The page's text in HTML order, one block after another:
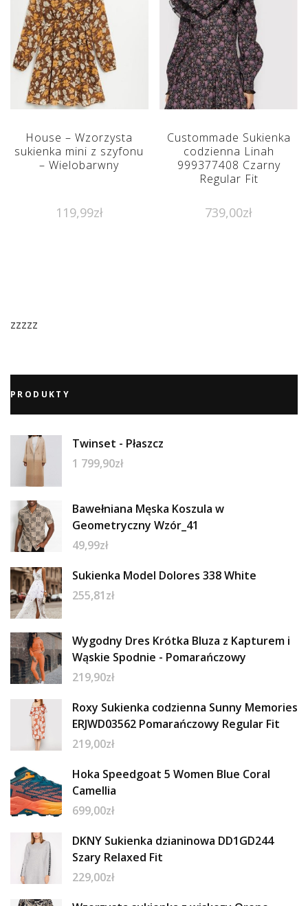
House – Wzorzysta
sukienka mini z szyfonu
– Wielobarwny
119,99zł
Custommade Sukienka
codzienna Linah
999377408 Czarny
Regular Fit
739,00zł
zzzzz
PRODUKTY
Twinset - Płaszcz
1 799,90zł
Bawełniana Męska Koszula w
Geometryczny Wzór_41
49,99zł
Sukienka Model Dolores 338 White
255,81zł
Wygodny Dres Krótka Bluza z Kapturem i
Wąskie Spodnie - Pomarańczowy
219,90zł
Roxy Sukienka codzienna Sunny Memories
ERJWD03562 Pomarańczowy Regular Fit
219,00zł
Hoka Speedgoat 5 Women Blue Coral
Camellia
699,00zł
DKNY Sukienka dzianinowa DD1GD244
Szary Relaxed Fit
229,00zł